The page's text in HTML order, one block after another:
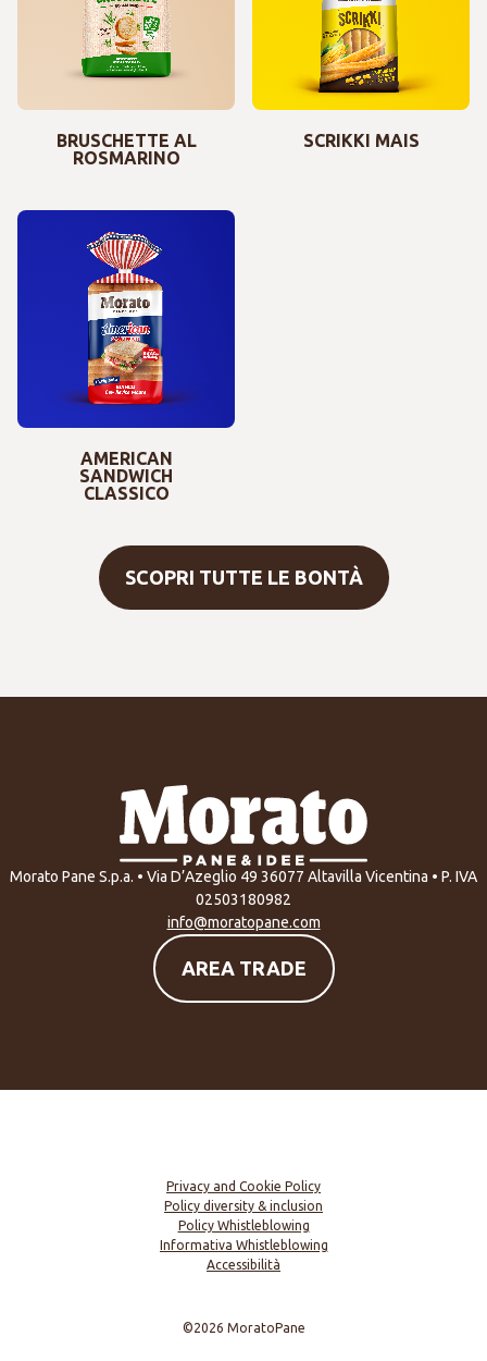
BRUSCHETTE AL
ROSMARINO
SCRIKKI MAIS
AMERICAN
SANDWICH
CLASSICO
SCOPRI TUTTE LE BONTÀ
Morato Pane S.p.a. • Via D’Azeglio 49 36077 Altavilla Vicentina • P. IVA
02503180982
info@moratopane.com
AREA TRADE
Privacy and Cookie Policy
Policy diversity & inclusion
Policy Whistleblowing
Informativa Whistleblowing
Accessibilità
©2026 MoratoPane